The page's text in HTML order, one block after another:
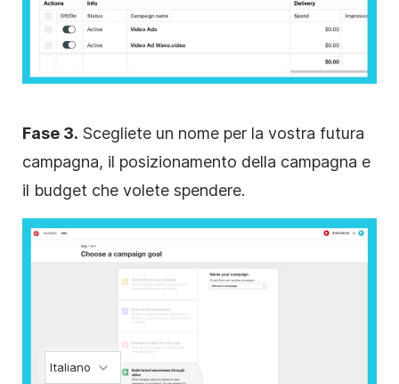
Fase 3. Scegliete un nome per la vostra futura
campagna, il posizionamento della campagna e
il budget che volete spendere.
Italiano